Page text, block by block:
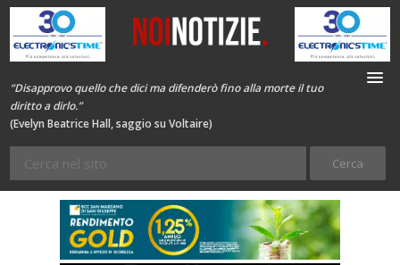
“Disapprovo quello che dici ma difenderò fino alla morte il tuo
diritto a dirlo.”
(Evelyn Beatrice Hall, saggio su Voltaire)